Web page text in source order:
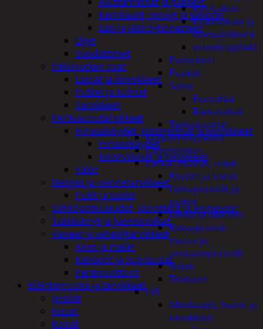
Peltisakset
Pulttisakset ja
voimaleikkurit
vetoniittipihdit
Puristimet
Puukot
Sahat
Puusahat
Rautasahat
Työkalusarjat
Korjaamotyökalut
Lämmittimet
Liimat, massat, teipit
Köydet ja narut
Liimapistoolit ja
puikot
Liimat ja lukitteet
Rasvaprässit,
massa ja
uretaanipistoolit
Teipit
Tiivisteet
LVI
Allaskaapit, hanat ja
tarvikkeet
Kemikaalit, sprayt ja silikonit
Lasi ja jäähdytinnesteet
Öljyt
Suodattimet
Pakoputken osat
Laipat ja kiinnikkeet
Putket ja kulmat
Tarvikkeet
Perävaunutarvikkeet
Hinausköydet, kiristysliinat ja kiinnikkeet
Hinausköydet
Kiristysliinat ja tarvikkeet
Valot
Rengas ja -vannetarvikkeet
Pukit ja tunkit
Sähköpotkulaudat, skootterit ja ajoneuvot
Tukkikärryt ja juontopulkat
Veneet ja veneilytarvikkeet
Airot ja melat
Kanootit ja sup-laudat
Perämoottorit
Eläintenruoka ja tarvikkeet
Jyrsijät
Kissat
Koirat